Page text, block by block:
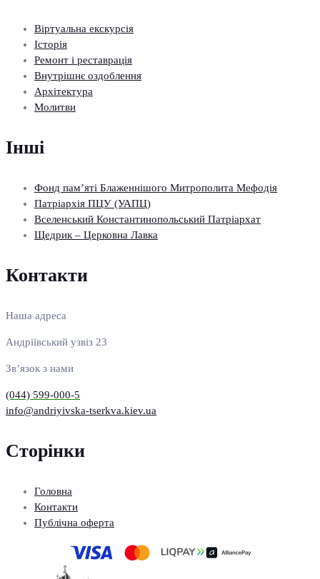
Віртуальна екскурсія
Історія
Ремонт і реставрація
Внутрішнє оздоблення
Архітектура
Молитви
Інші
Фонд пам’яті Блаженнішого Митрополита Мефодія
Патріархія ПЦУ (УАПЦ)
Вселенський Константинопольський Патріархат
Щедрик – Церковна Лавка
Контакти
Наша адреса
Андріївський узвіз 23
Зв’язок з нами
(044) 599-000-5
info@andriyivska-tserkva.kiev.ua
Сторінки
Головна
Контакти
Публічна оферта